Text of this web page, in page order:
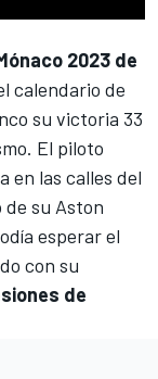
2023 de
calendario de
su victoria 33
El piloto
en las calles del
su Aston
esperar el
con su
de